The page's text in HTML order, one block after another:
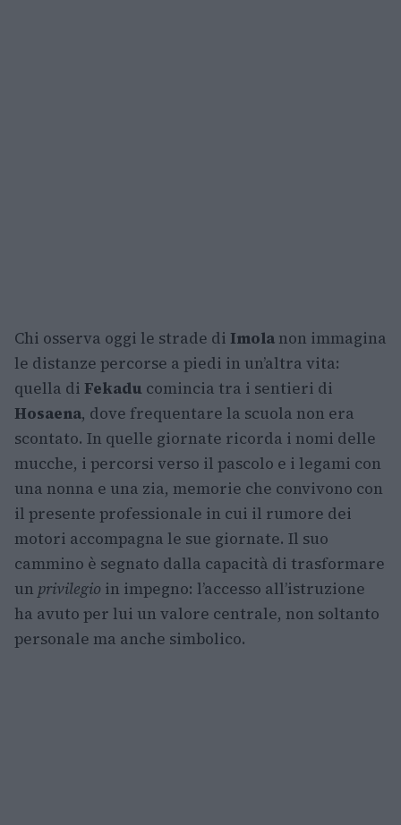
Chi osserva oggi le strade di Imola non immagina
le distanze percorse a piedi in un’altra vita:
quella di Fekadu comincia tra i sentieri di
Hosaena, dove frequentare la scuola non era
scontato. In quelle giornate ricorda i nomi delle
mucche, i percorsi verso il pascolo e i legami con
una nonna e una zia, memorie che convivono con
il presente professionale in cui il rumore dei
motori accompagna le sue giornate. Il suo
cammino è segnato dalla capacità di trasformare
un privilegio in impegno: l’accesso all’istruzione
ha avuto per lui un valore centrale, non soltanto
personale ma anche simbolico.